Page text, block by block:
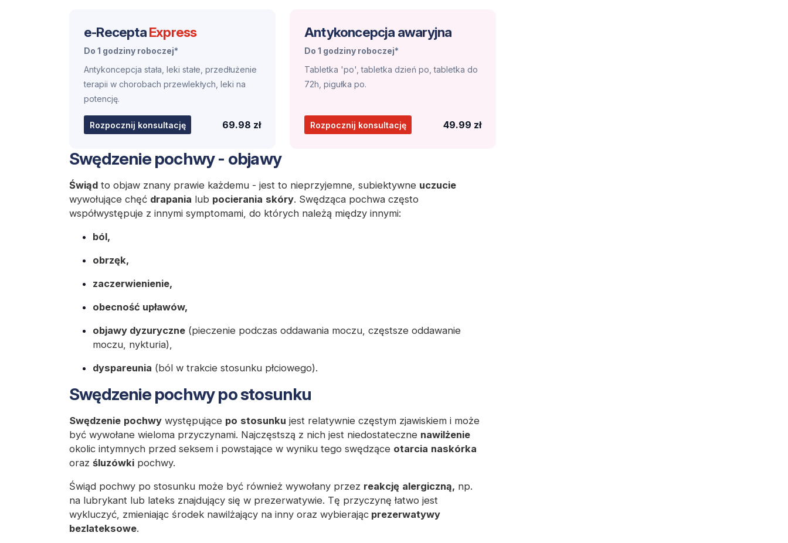
e-ReceptaExpress
Do 1 godziny roboczej*
Antykoncepcja stała, leki stałe, przedłużenie
terapii w chorobach przewlekłych, leki na
potencję.
69.98 zł
Rozpocznij konsultację
Antykoncepcja awaryjna
Do 1 godziny roboczej*
Tabletka 'po', tabletka dzień po, tabletka do
72h, pigułka po.
49.99 zł
Rozpocznij konsultację
Swędzenie pochwy - objawy
Świąd to objaw znany prawie każdemu - jest to nieprzyjemne, subiektywne uczucie
wywołujące chęć drapania lub pocierania skóry. Swędząca pochwa często
współwystępuje z innymi symptomami, do których należą między innymi:
ból,
obrzęk,
zaczerwienienie,
obecność upławów,
objawy dyzuryczne (pieczenie podczas oddawania moczu, częstsze oddawanie
moczu, nykturia),
dyspareunia (ból w trakcie stosunku płciowego).
Swędzenie pochwy po stosunku
Swędzenie pochwy występujące po stosunku jest relatywnie częstym zjawiskiem i może
być wywołane wieloma przyczynami. Najczęstszą z nich jest niedostateczne nawilżenie
okolic intymnych przed seksem i powstające w wyniku tego swędzące otarcia naskórka
oraz śluzówki pochwy.
Świąd pochwy po stosunku może być również wywołany przez reakcję alergiczną, np.
na lubrykant lub lateks znajdujący się w prezerwatywie. Tę przyczynę łatwo jest
wykluczyć, zmieniając środek nawilżający na inny oraz wybierając prezerwatywy
bezlateksowe.